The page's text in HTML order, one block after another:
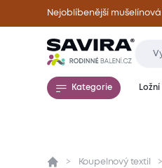
Nejoblíbenější
Kategorie
PřehledKoupelnový textil